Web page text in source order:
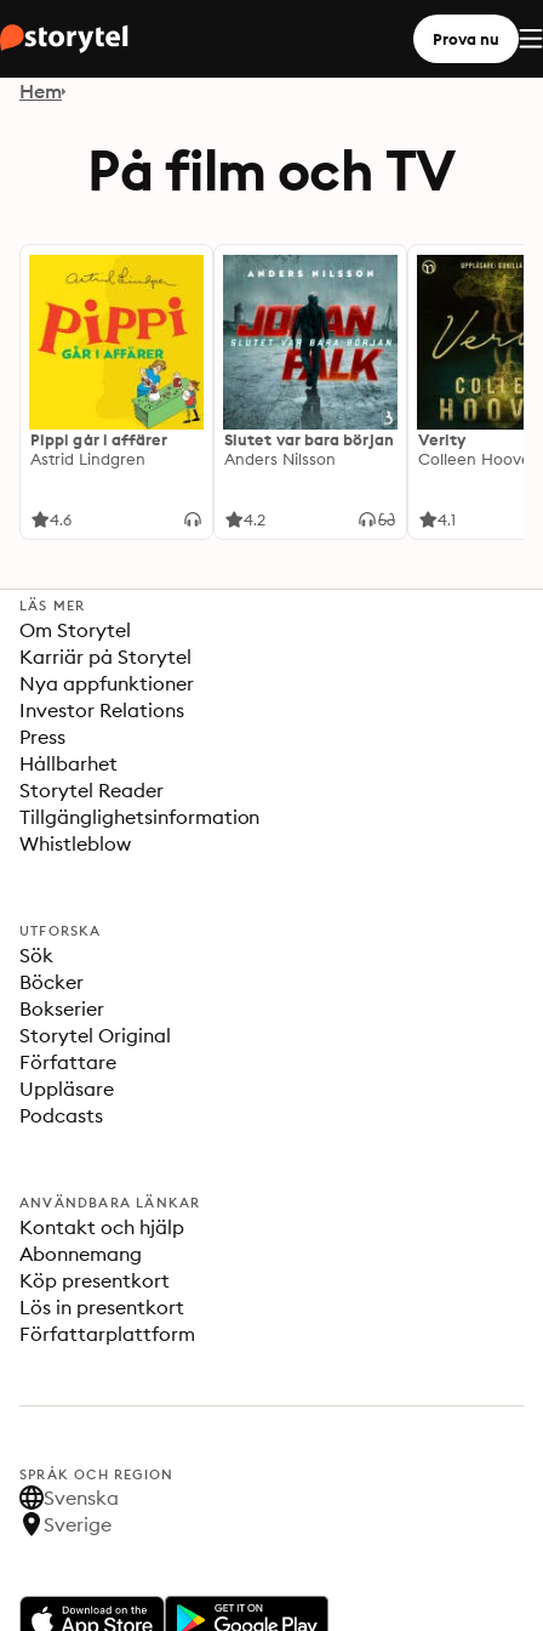
Prova nu
Hem
På film och TV
Pippi går i affärer
Astrid Lindgren
4.6
Slutet var bara början
Anders Nilsson
4.2
Verity
Colleen Hoover
4.1
LÄS MER
Om Storytel
Karriär på Storytel
Nya appfunktioner
Investor Relations
Press
Hållbarhet
Storytel Reader
Tillgänglighetsinformation
Whistleblow
UTFORSKA
Sök
Böcker
Bokserier
Storytel Original
Författare
Uppläsare
Podcasts
ANVÄNDBARA LÄNKAR
Kontakt och hjälp
Abonnemang
Köp presentkort
Lös in presentkort
Författarplattform
SPRÅK OCH REGION
Svenska
Sverige